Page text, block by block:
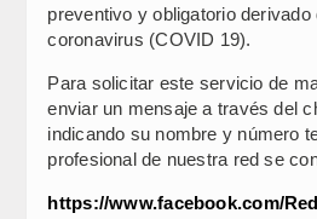
preventivo y obligatorio derivado
coronavirus (COVID 19).
Para solicitar este servicio de
enviar un mensaje a través del
indicando su nombre y número
profesional de nuestra red se
https://www.facebook.com/